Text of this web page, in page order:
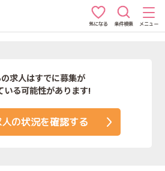
気になる 条件検索 メニュー
求人はすでに募集が
いる可能性があります!
の状況を確認する